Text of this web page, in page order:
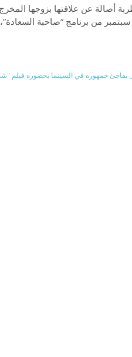
أصالة عن علاقتها بزوجها
يفاجئ جمهوره في السينما بحضوره فيلم